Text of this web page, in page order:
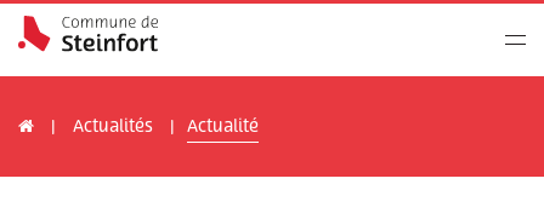
Actualités Actualité